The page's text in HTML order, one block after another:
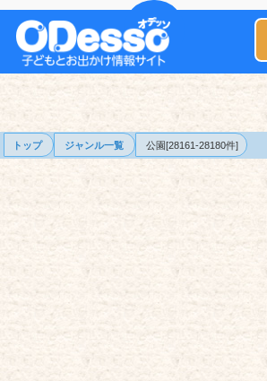
トップ ジャンル一覧 公園[28161-28180件]